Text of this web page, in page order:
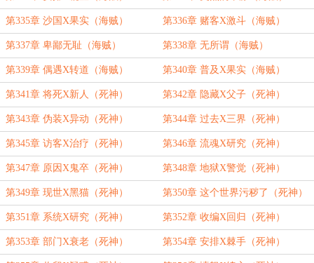
第335章 沙国X果实（海贼） 第336章 赌客X激斗（海贼）
第337章 卑鄙无耻（海贼） 第338章 无所谓（海贼）
第339章 偶遇X转道（海贼） 第340章 普及X果实（海贼）
第341章 将死X新人（死神） 第342章 隐藏X父子（死神）
第343章 伪装X异动（死神） 第344章 过去X三界（死神）
第345章 访客X治疗（死神） 第346章 流魂X研究（死神）
第347章 原因X鬼卒（死神） 第348章 地狱X警觉（死神）
第349章 现世X黑猫（死神） 第350章 这个世界污秽了（死神）
第351章 系统X研究（死神） 第352章 收编X回归（死神）
第353章 部门X衰老（死神） 第354章 安排X棘手（死神）